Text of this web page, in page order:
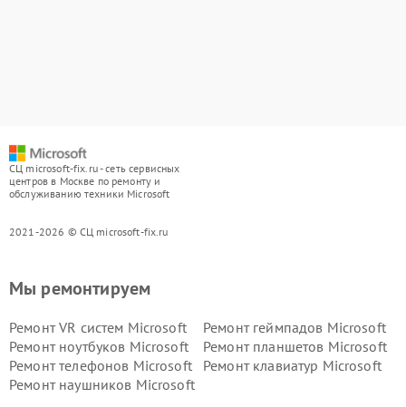
СЦ microsoft-fix.ru - сеть сервисных
центров в Москве по ремонту и
обслуживанию техники Microsoft
2021-2026 © СЦ microsoft-fix.ru
Мы ремонтируем
Ремонт VR систем Microsoft
Ремонт геймпадов Microsoft
Ремонт ноутбуков Microsoft
Ремонт планшетов Microsoft
Ремонт телефонов Microsoft
Ремонт клавиатур Microsoft
Ремонт наушников Microsoft